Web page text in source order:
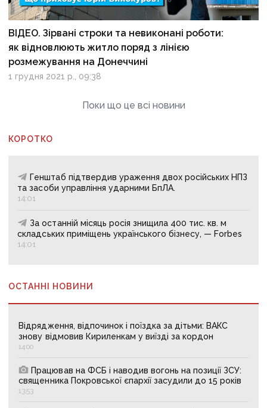
ВІДЕО. Зірвані строки та невиконані роботи:
як відновлюють житло поряд з лінією
розмежування на Донеччині
1 грудня 2021 р., 09:38
Поки що це всі новини
КОРОТКО
Генштаб підтвердив ураження двох російських НПЗ
та засоби управління ударними БпЛА.
14:01
За останній місяць росія знищила 400 тис. кв. м
складських приміщень українського бізнесу, — Forbes
14:01
ОСТАННІ НОВИНИ
Відрядження, відпочинок і поїздка за дітьми: ВАКС
знову відмовив Кириленкам у виїзді за кордон
14:00
Працював на ФСБ і наводив вогонь на позиції ЗСУ:
священника Покровської єпархії засудили до 15 років
13:53